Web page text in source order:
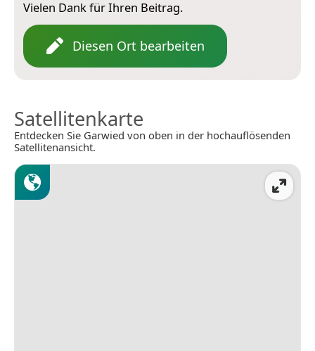
Vielen Dank für Ihren Beitrag.
Diesen Ort bearbeiten
Satellitenkarte
Entdecken Sie Garwied von oben in der hochauflösenden
Satellitenansicht.